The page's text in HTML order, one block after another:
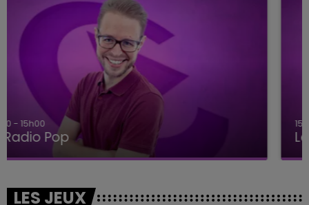
15h00 - 19h00
Le Club Champagne FM
LES JEUX